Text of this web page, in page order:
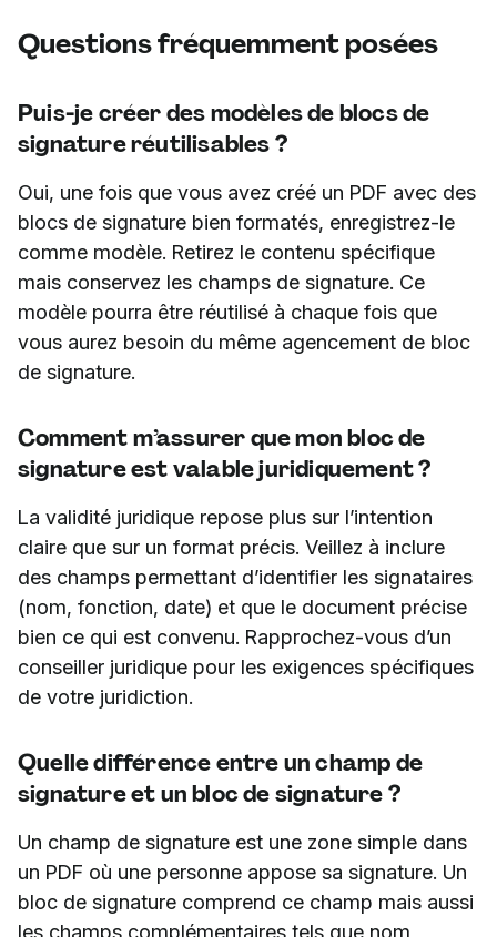
Questions fréquemment posées
Puis-je créer des modèles de blocs de
signature réutilisables ?
Oui, une fois que vous avez créé un PDF avec des
blocs de signature bien formatés, enregistrez-le
comme modèle. Retirez le contenu spécifique
mais conservez les champs de signature. Ce
modèle pourra être réutilisé à chaque fois que
vous aurez besoin du même agencement de bloc
de signature.
Comment m’assurer que mon bloc de
signature est valable juridiquement ?
La validité juridique repose plus sur l’intention
claire que sur un format précis. Veillez à inclure
des champs permettant d’identifier les signataires
(nom, fonction, date) et que le document précise
bien ce qui est convenu. Rapprochez-vous d’un
conseiller juridique pour les exigences spécifiques
de votre juridiction.
Quelle différence entre un champ de
signature et un bloc de signature ?
Un champ de signature est une zone simple dans
un PDF où une personne appose sa signature. Un
bloc de signature comprend ce champ mais aussi
les champs complémentaires tels que nom,